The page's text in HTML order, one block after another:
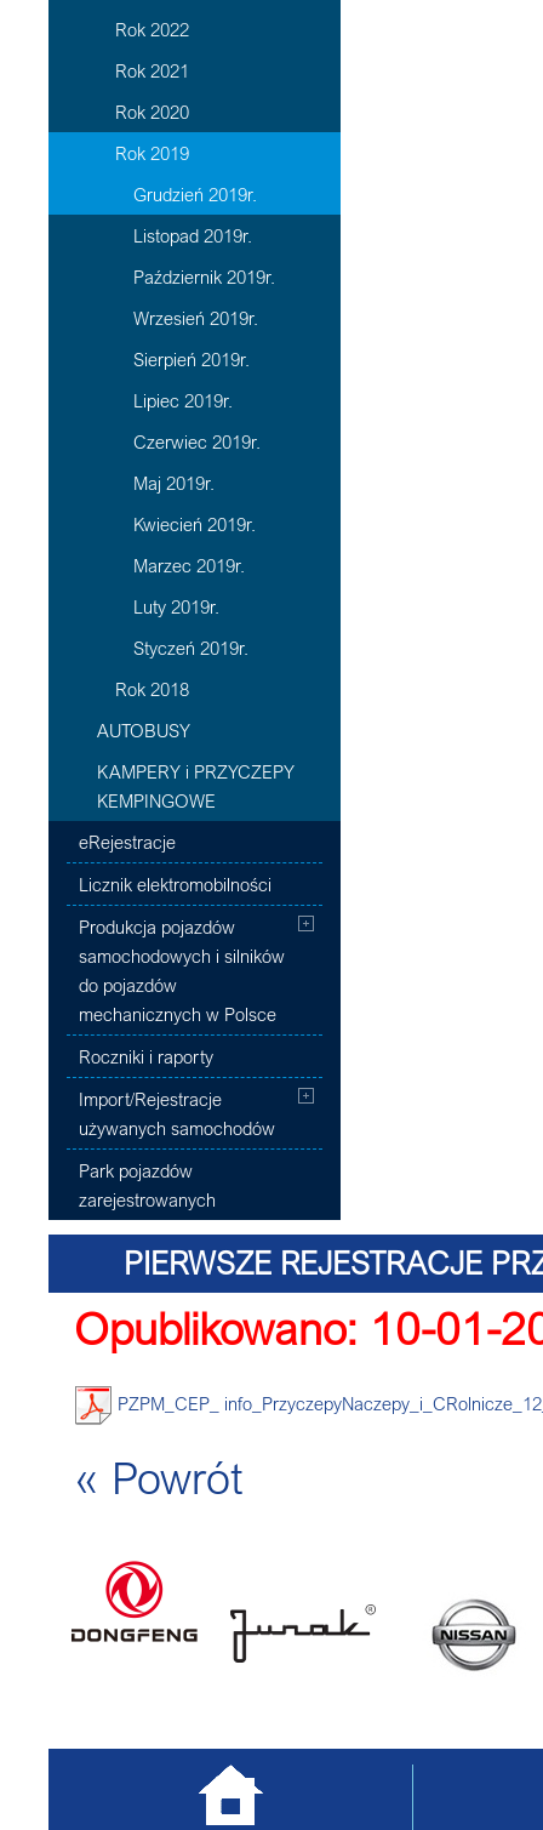
Rok 2022
Rok 2021
Rok 2020
Rok 2019
Grudzień 2019r.
Listopad 2019r.
Październik 2019r.
Wrzesień 2019r.
Sierpień 2019r.
Lipiec 2019r.
Czerwiec 2019r.
Maj 2019r.
Kwiecień 2019r.
Marzec 2019r.
Luty 2019r.
Styczeń 2019r.
Rok 2018
AUTOBUSY
KAMPERY i PRZYCZEPY
KEMPINGOWE
eRejestracje
Licznik elektromobilności
Produkcja pojazdów
samochodowych i silników
do pojazdów
mechanicznych w Polsce
Roczniki i raporty
Import/Rejestracje
używanych samochodów
Park pojazdów
zarejestrowanych
PIERWSZE REJESTRACJE
Opublikowano: 10-01-
PZPM_CEP_
« Powrót